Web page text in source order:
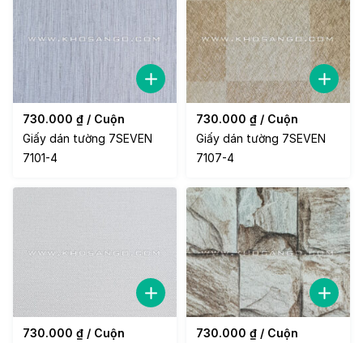
730.000 ₫ / Cuộn
Giấy dán tường 7SEVEN
7101-4
730.000 ₫ / Cuộn
Giấy dán tường 7SEVEN
7107-4
730.000 ₫ / Cuộn
730.000 ₫ / Cuộn